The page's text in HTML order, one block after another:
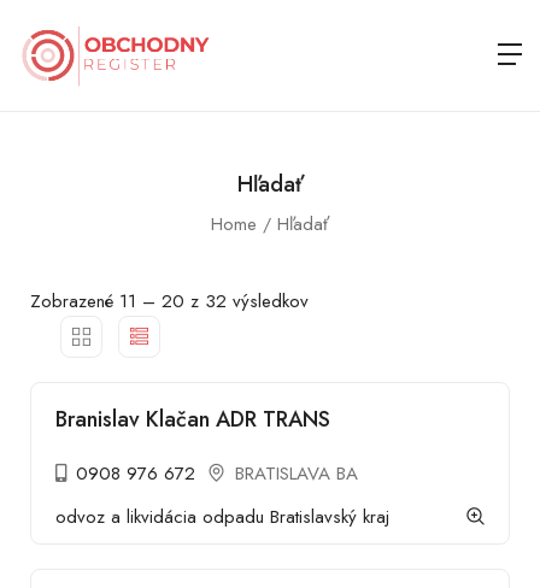
Hľadať
Home Hľadať
Zobrazené 11 – 20 z 32 výsledkov
Branislav Klačan ADR TRANS
0908 976 672
BRATISLAVA BA
odvoz a likvidácia odpadu Bratislavský kraj